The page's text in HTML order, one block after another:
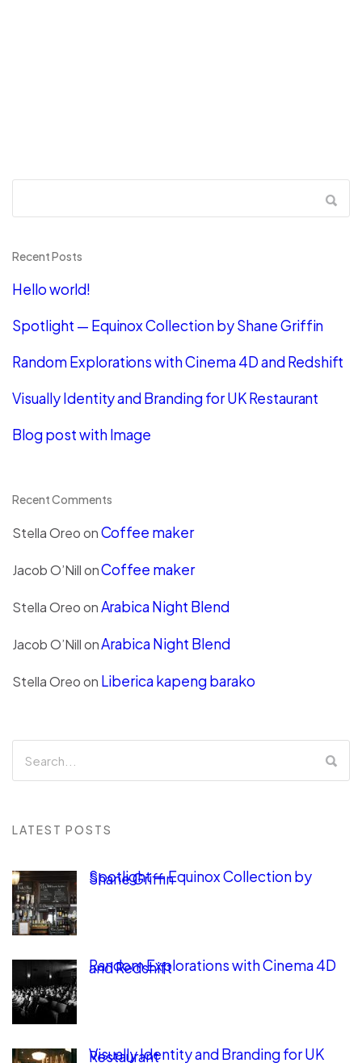
Recent Posts
Hello world!
Spotlight — Equinox Collection by Shane Griffin
Random Explorations with Cinema 4D and Redshift
Visually Identity and Branding for UK Restaurant
Blog post with Image
Recent Comments
Stella OreoonCoffee maker
Jacob O’NillonCoffee maker
Stella OreoonArabica Night Blend
Jacob O’NillonArabica Night Blend
Stella Oreoon Liberica kapeng barako
LATEST POSTS
Spotlight — Equinox Collection by
Shane Griffin
Random Explorations with Cinema 4D
and Redshift
Visually Identity and Branding for UK
Restaurant